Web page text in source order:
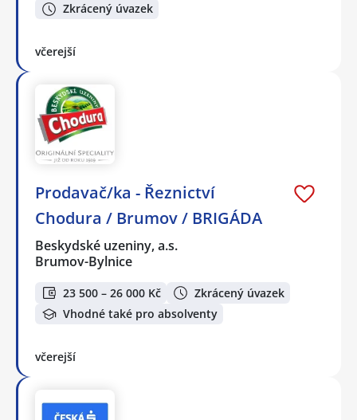
Zkrácený úvazek
včerejší
Prodavač/ka - Řeznictví
Chodura / Brumov / BRIGÁDA
Beskydské uzeniny, a.s.
Brumov-Bylnice
23 500 – 26 000 Kč
Zkrácený úvazek
Vhodné také pro absolventy
včerejší